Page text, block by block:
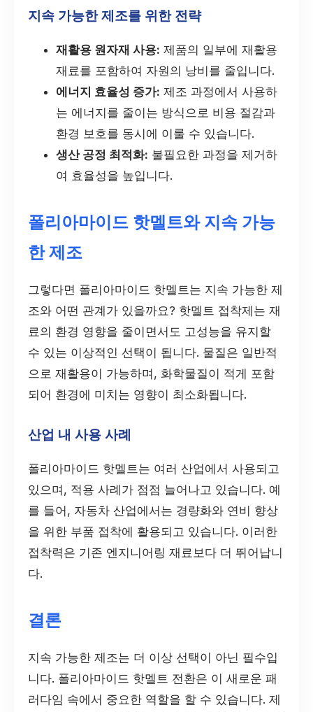
지속 가능한 제조를 위한 전략
재활용 원자재 사용: 제품의 일부에 재활용
재료를 포함하여 자원의 낭비를 줄입니다.
에너지 효율성 증가: 제조 과정에서 사용하
는 에너지를 줄이는 방식으로 비용 절감과
환경 보호를 동시에 이룰 수 있습니다.
생산 공정 최적화: 불필요한 과정을 제거하
여 효율성을 높입니다.
폴리아마이드 핫멜트와 지속 가능
한 제조
그렇다면 폴리아마이드 핫멜트는 지속 가능한 제
조와 어떤 관계가 있을까요? 핫멜트 접착제는 재
료의 환경 영향을 줄이면서도 고성능을 유지할
수 있는 이상적인 선택이 됩니다. 물질은 일반적
으로 재활용이 가능하며, 화학물질이 적게 포함
되어 환경에 미치는 영향이 최소화됩니다.
산업 내 사용 사례
폴리아마이드 핫멜트는 여러 산업에서 사용되고
있으며, 적용 사례가 점점 늘어나고 있습니다. 예
를 들어, 자동차 산업에서는 경량화와 연비 향상
을 위한 부품 접착에 활용되고 있습니다. 이러한
접착력은 기존 엔지니어링 재료보다 더 뛰어납니
다.
결론
지속 가능한 제조는 더 이상 선택이 아닌 필수입
니다. 폴리아마이드 핫멜트 전환은 이 새로운 패
러다임 속에서 중요한 역할을 할 수 있습니다. 제